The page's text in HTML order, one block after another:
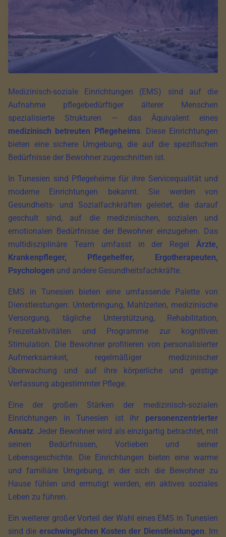
Medizinisch-soziale Einrichtungen (EMS) sind auf die
Aufnahme pflegebedürftiger älterer Menschen
spezialisierte Strukturen — das Äquivalent eines
medizinisch betreuten Pflegeheims. Diese Einrichtungen
bieten eine sichere Umgebung, die auf die spezifischen
Bedürfnisse der Bewohner zugeschnitten ist.
In Tunesien sind Pflegeheime für ihre Servicequalität und
moderne Einrichtungen bekannt. Sie werden von
Gesundheits- und Sozialfachkräften geleitet, die darauf
geschult sind, auf die medizinischen, sozialen und
emotionalen Bedürfnisse der Bewohner einzugehen. Das
multidisziplinäre Team umfasst in der Regel Ärzte,
Krankenpfleger, Pflegehelfer, Ergotherapeuten,
Psychologen und andere Gesundheitsfachkräfte.
EMS in Tunesien bieten eine umfassende Palette von
Dienstleistungen: Unterbringung, Mahlzeiten, medizinische
Versorgung, tägliche Unterstützung, Rehabilitation,
Freizeitaktivitäten und Programme zur kognitiven
Stimulation. Die Bewohner profitieren von personalisierter
Aufmerksamkeit, regelmäßiger medizinischer
Überwachung und auf ihre körperliche und geistige
Verfassung abgestimmter Pflege.
Eine der großen Stärken der medizinisch-sozialen
Einrichtungen in Tunesien ist ihr personenzentrierter
Ansatz. Jeder Bewohner wird als einzigartig betrachtet, mit
seinen Bedürfnissen, Vorlieben und seiner
Lebensgeschichte. Die Einrichtungen bieten eine warme
und familiäre Umgebung, in der sich die Bewohner zu
Hause fühlen und ermutigt werden, ein aktives soziales
Leben zu führen.
Ein weiterer großer Vorteil der Wahl eines EMS in Tunesien
sind die erschwinglichen Kosten der Dienstleistungen. Im